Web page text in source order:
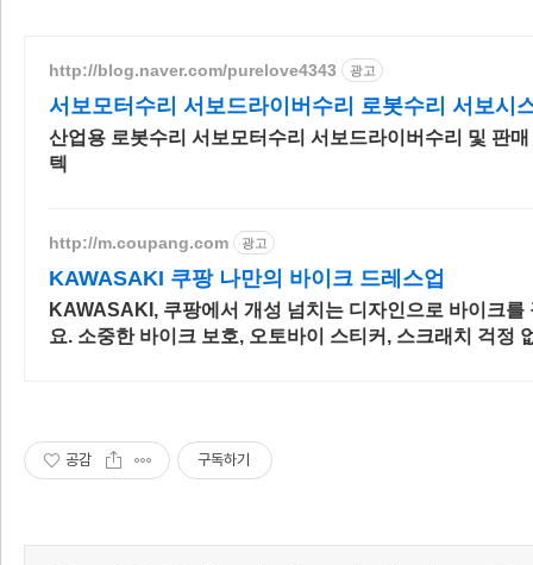
http://blog.naver.com/purelove4343 광고
서보모터수리 서보드라이버수리 로봇수리 서보시
산업용 로봇수리 서보모터수리 서보드라이버수리 및 판
텍
http://m.coupang.com 광고
KAWASAKI 쿠팡 나만의 바이크 드레스업
KAWASAKI, 쿠팡에서 개성 넘치는 디자인으로 바이크를
요. 소중한 바이크 보호, 오토바이 스티커, 스크래치 걱정
공감 구독하기